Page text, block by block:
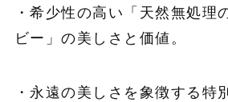
・希少性の高い「天然無処理
ビー」の美しさと価値。
・永遠の美しさを象徴する特